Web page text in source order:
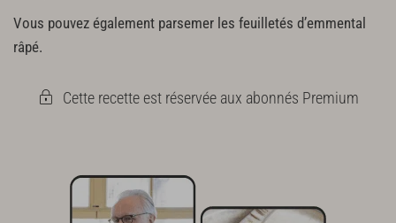
Vous pouvez également parsemer les feuilletés d’emmental
râpé.
Cette recette est réservée aux abonnés Premium